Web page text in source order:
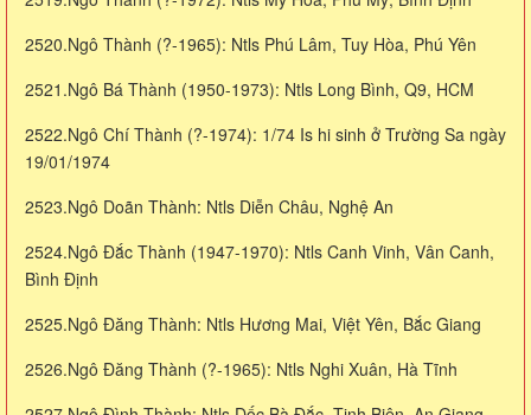
2520.Ngô Thành (?-1965): Ntls Phú Lâm, Tuy Hòa, Phú Yên
2521.Ngô Bá Thành (1950-1973): Ntls Long Bình, Q9, HCM
2522.Ngô Chí Thành (?-1974): 1/74 Is hi sinh ở Trường Sa ngày
19/01/1974
2523.Ngô Doãn Thành: Ntls Diễn Châu, Nghệ An
2524.Ngô Đắc Thành (1947-1970): Ntls Canh Vinh, Vân Canh,
Bình Định
2525.Ngô Đăng Thành: Ntls Hương Mai, Việt Yên, Bắc Giang
2526.Ngô Đăng Thành (?-1965): Ntls Nghi Xuân, Hà Tĩnh